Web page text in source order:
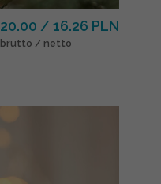
20.00 / 16.26 PLN
brutto / netto